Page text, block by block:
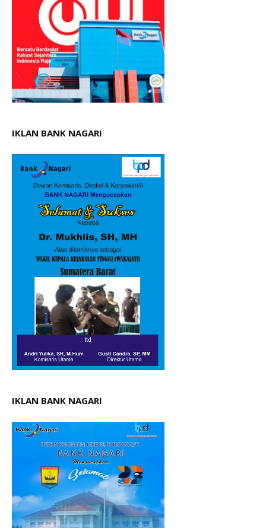
IKLAN BANK NAGARI
IKLAN BANK NAGARI